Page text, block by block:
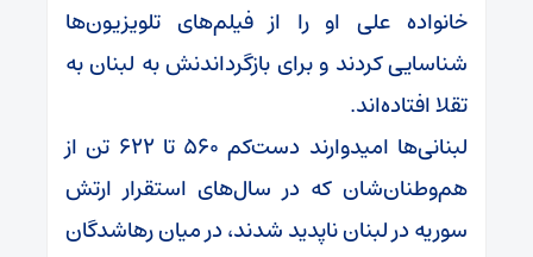
خانواده علی او را از فیلم‌های تلویزیون‌ها
شناسایی کردند و برای بازگرداندنش به لبنان به
تقلا افتاده‌اند.
لبنانی‌ها امیدوارند دست‌کم ۵۶۰ تا ۶۲۲ تن از
هم‌وطنان‌شان که در سال‌های استقرار ارتش
سوریه در لبنان ناپدید شدند، در میان رهاشدگان